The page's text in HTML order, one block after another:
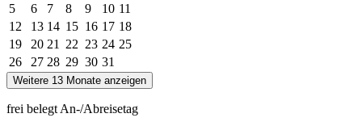
5
6 7 8 9 10 11
12
13 14 15 16 17 18
19
20 21 22 23 24 25
26
27 28 29 30 31
Weitere 13 Monate anzeigen
frei belegt An-/Abreisetag